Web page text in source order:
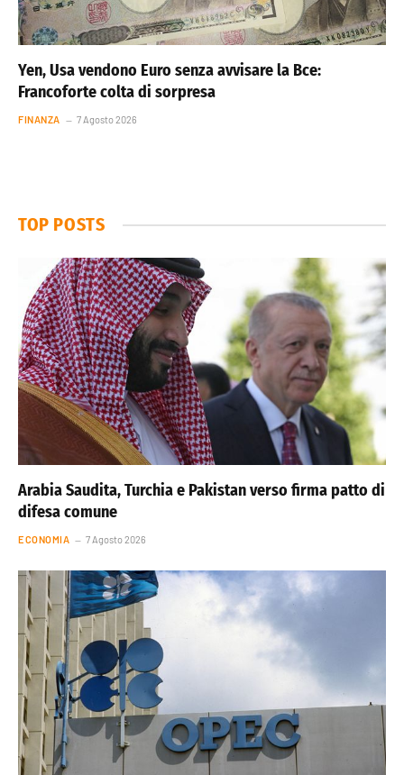
Yen, Usa vendono Euro senza avvisare la Bce:
Francoforte colta di sorpresa
FINANZA 7 Agosto 2026
TOP POSTS
Arabia Saudita, Turchia e Pakistan verso firma patto di
difesa comune
ECONOMIA 7 Agosto 2026